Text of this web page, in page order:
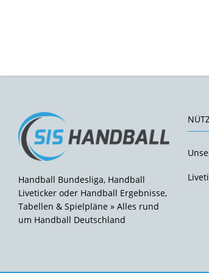
Handball Bundesliga, Handball
Liveticker oder Handball Ergebnisse,
Tabellen & Spielpläne » Alles rund
um Handball Deutschland